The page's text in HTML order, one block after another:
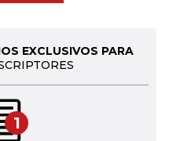
EXCLUSIVOS PARA
1